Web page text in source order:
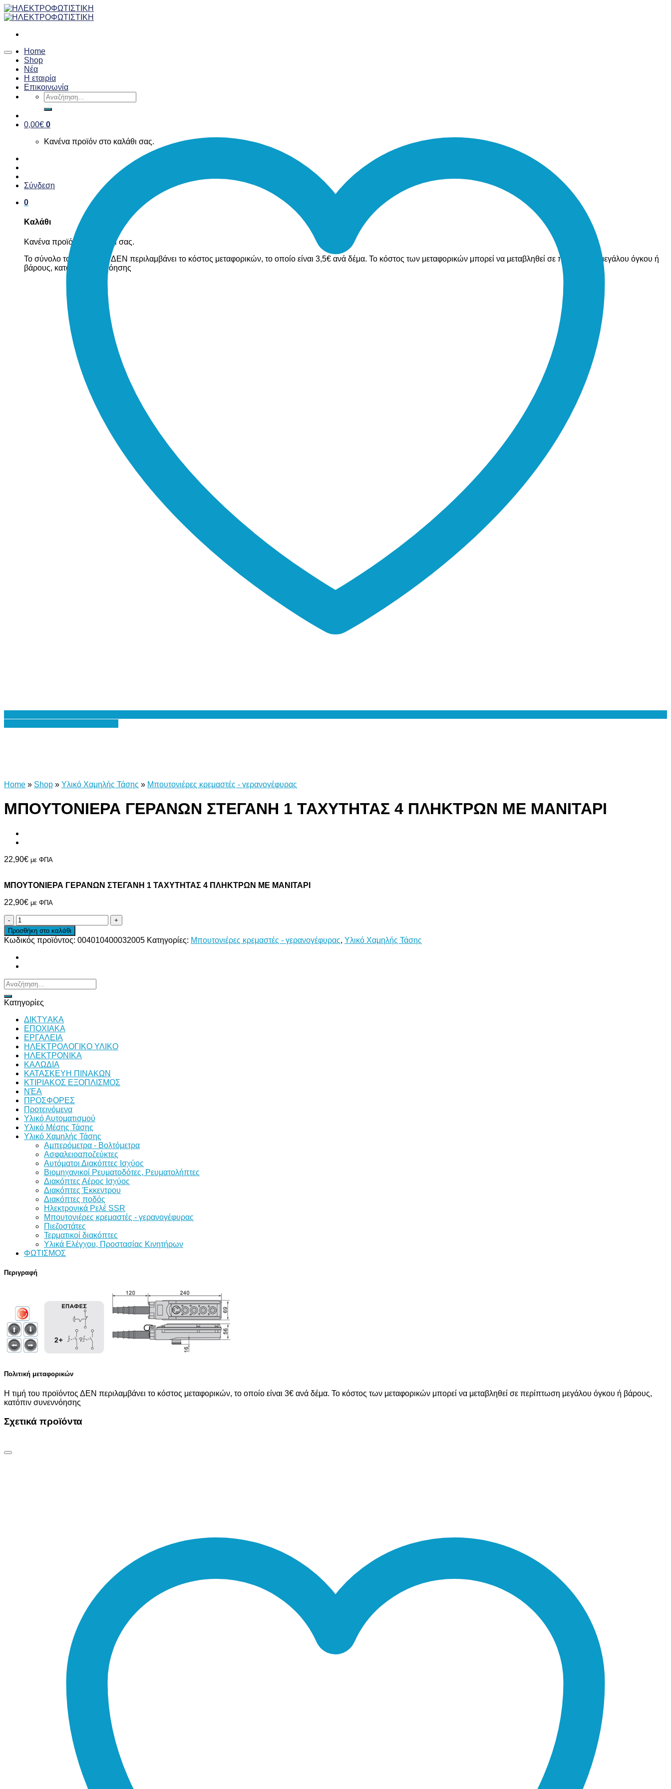
Skip
to
Home
Shop
Νέα
Η εταιρία
Επικοινωνία
Αναζήτηση
για:
0,00€ 0
Κανένα προϊόν στο καλάθι σας.
Σύνδεση
0
Καλάθι
Κανένα προϊόν στο καλάθι σας.
Το σύνολο του καλαθιού ΔΕΝ περιλαμβάνει το κόστος μεταφορικών, το οποίο είναι 3,5€ ανά δέμα. Το κόστος των μεταφορικών μπορεί να μεταβληθεί σε περίπτωση μεγάλου όγκου ή
βάρους, κατόπιν συνεννόησης
Home » Shop » Υλικό Χαμηλής Τάσης » Μπουτονιέρες κρεμαστές - γερανογέφυρας
ΜΠΟΥΤΟΝΙΕΡΑ ΓΕΡΑΝΩΝ ΣΤΕΓΑΝΗ 1 ΤΑΧΥΤΗΤΑΣ 4 ΠΛΗΚΤΡΩΝ ΜΕ ΜΑΝΙΤΑΡΙ
22,90€ με ΦΠΑ
ΜΠΟΥΤΟΝΙΕΡΑ ΓΕΡΑΝΩΝ ΣΤΕΓΑΝΗ 1 ΤΑΧΥΤΗΤΑΣ 4 ΠΛΗΚΤΡΩΝ ΜΕ ΜΑΝΙΤΑΡΙ
22,90€ με ΦΠΑ
ΜΠΟΥΤΟΝΙΕΡΑ
ΓΕΡΑΝΩΝ
ΣΤΕΓΑΝΗ
1
ΤΑΧΥΤΗΤΑΣ
4
ΜΕ
ΜΑΝΙΤΑΡΙ
ποσότητα
Προσθήκη στο καλάθι
Κωδικός προϊόντος: 004010400032005 Κατηγορίες: Μπουτονιέρες κρεμαστές - γερανογέφυρας, Υλικό Χαμηλής Τάσης
Αναζήτηση
για:
Κατηγορίες
ΔΙKTΥAKA
ΕΠΟΧΙΑΚΑ
ΕΡΓΑΛΕΙΑ
ΗΛΕΚΤΡΟΛΟΓΙΚΟ ΥΛΙΚΟ
ΗΛΕΚΤΡΟΝΙΚΑ
ΚΑΛΩΔΙΑ
ΚΑΤΑΣΚΕΥΗ ΠΙΝΑΚΩΝ
ΚΤΙΡΙΑΚΟΣ ΕΞΟΠΛΙΣΜΟΣ
ΝΈΑ
ΠΡΟΣΦΟΡΕΣ
Προτεινόμενα
Υλικό Αυτοματισμού
Υλικό Μέσης Τάσης
Υλικό Χαμηλής Τάσης
Αμπερόμετρα - Βολτόμετρα
Ασφαλειοαποζεύκτες
Αυτόματοι Διακόπτες Ισχύος
Βιομηχανικοί Ρευματοδότες, Ρευματολήπτες
Διακόπτες Αέρος Ισχύος
Διακόπτες Έκκεντρου
Διακόπτες ποδός
Ηλεκτρονικά Ρελέ SSR
Μπουτονιέρες κρεμαστές - γερανογέφυρας
Πιεζοστάτες
Τερματικοί διακόπτες
Υλικά Ελέγχου, Προστασίας Κινητήρων
ΦΩΤΙΣΜΟΣ
Περιγραφή
Πολιτική μεταφορικών
Η τιμή του προϊόντος ΔΕΝ περιλαμβάνει το κόστος μεταφορικών, το οποίο είναι 3€ ανά δέμα. Το κόστος των μεταφορικών μπορεί να μεταβληθεί σε περίπτωση μεγάλου όγκου ή βάρους,
κατόπιν συνεννόησης
Σχετικά προϊόντα